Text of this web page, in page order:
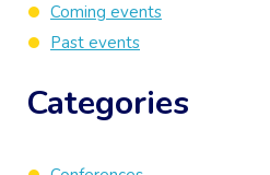
Coming events
Past events
Categories